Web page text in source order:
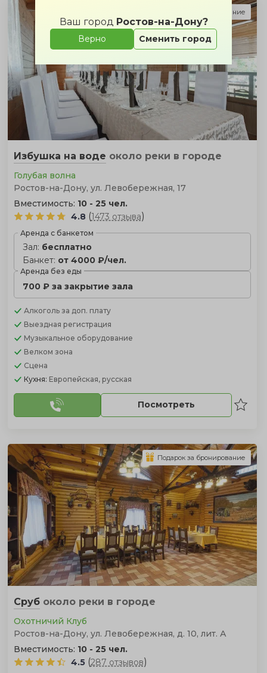
Ваш город Ростов-на-Дону?
Верно Сменить город
Избушка на воде около реки в городе
Голубая волна
Ростов-на-Дону, ул. Левобережная, 17
Вместимость: 10 - 25 чел.
4.8 (1473 отзыва)
Аренда с банкетом
Зал: бесплатно
Банкет: от 4000 ₽/чел.
Аренда без еды
700 ₽ за закрытие зала
Алкоголь за доп. плату
Выездная регистрация
Музыкальное оборудование
Велком зона
Сцена
Кухня: Европейская, русская
Посмотреть
Подарок за бронирование
Сруб около реки в городе
Охотничий Клуб
Ростов-на-Дону, ул. Левобережная, д. 10, лит. А
Вместимость: 10 - 25 чел.
4.5 (287 отзывов)
Подарок за бронирование